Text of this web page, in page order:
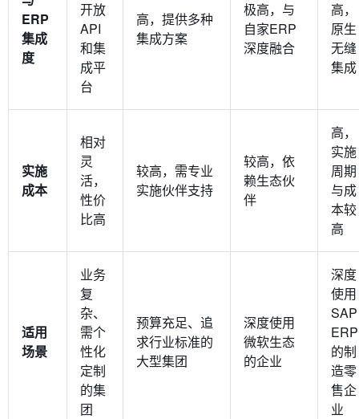
ERP
集成
度
开放
API
和集
成平
台
高，提供多种
集成方案
极高，与
自家ERP
深度融合
高，
原生
无缝
集成
实施
成本
相对
灵
活，
性价
比高
较高，需专业
实施伙伴支持
较高，依
赖生态伙
伴
高，
实施
周期
与成
本较
高
适用
场景
业务
复
杂、
需个
性化
定制
的集
团
预算充足、追
求行业标准的
大型集团
深度使用
微软生态
的企业
深度
使用
SAP
ERP
的制
造零
售企
业